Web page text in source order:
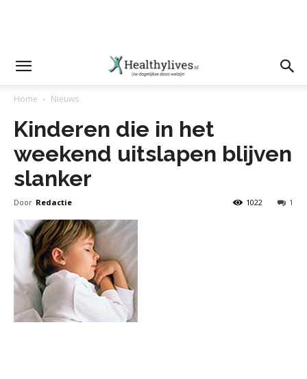
Home Nieuws
Kinderen die in het
weekend uitslapen blijven
slanker
Door Redactie 1
1022